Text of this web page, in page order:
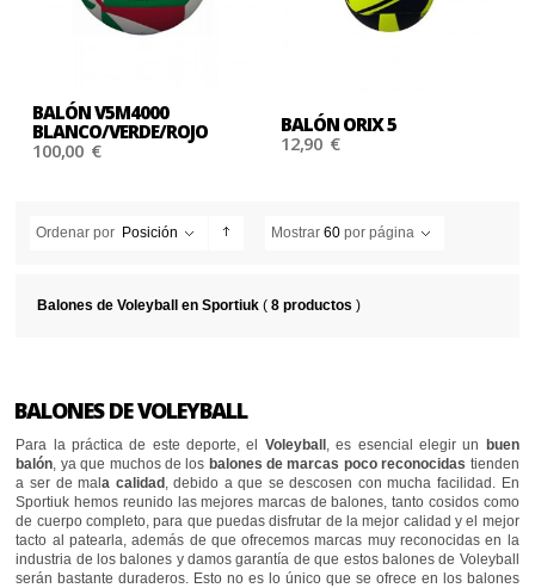
BALÓN V5M4000
BLANCO/VERDE/ROJO
100,00 €
BALÓN ORIX 5
12,90 €
Ordenar por Posición Mostrar 60 por página
Balones de Voleyball en Sportiuk (8 productos )
BALONES DE VOLEYBALL
Para la práctica de este deporte, el Voleyball , es esencial elegir un
buen
balón, ya que muchos de los balones de marcas poco reconocidas tienden
a ser de mala calidad , debido a que se descosen con mucha facilidad. En
Sportiuk hemos reunido las mejores marcas de balones, tanto cosidos como
de cuerpo completo, para que puedas disfrutar de la mejor calidad y el mejor
tacto al patearla, además de que ofrecemos marcas muy reconocidas en la
industria de los balones y damos garantía de que estos balones de Voleyball
serán bastante duraderos. Esto no es lo único que se ofrece en los balones